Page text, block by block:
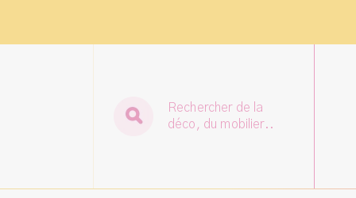
Rechercher de la
déco, du mobilier..